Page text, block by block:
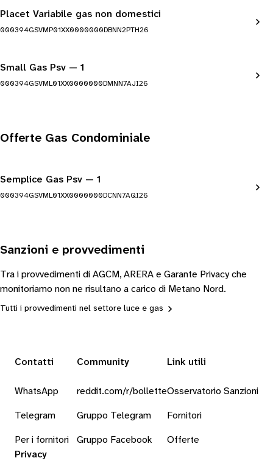
Placet Variabile gas non domestici
000394GSVMP01XX0000000DBNN2PTH26
Small Gas Psv — 1
000394GSVML01XX0000000DMNN7AJI26
Offerte Gas Condominiale
Semplice Gas Psv — 1
000394GSVML01XX0000000DCNN7AQI26
Sanzioni e provvedimenti
Tra i provvedimenti di AGCM, ARERA e Garante Privacy che
monitoriamo non ne risultano a carico di Metano Nord.
Tutti i provvedimenti nel settore luce e gas
Contatti
WhatsApp
Telegram
Per i fornitori
Community
reddit.com/r/bollette
Gruppo Telegram
Gruppo Facebook
Link utili
Osservatorio Sanzioni
Fornitori
Offerte
Privacy